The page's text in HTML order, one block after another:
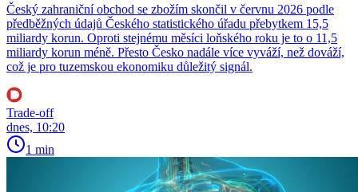
Český zahraniční obchod se zbožím skončil v červnu 2026 podle
předběžných údajů Českého statistického úřadu přebytkem 15,5
miliardy korun. Oproti stejnému měsíci loňského roku je to o 11,5
miliardy korun méně. Přesto Česko nadále více vyváží, než dováží,
což je pro tuzemskou ekonomiku důležitý signál.
Trade-off
dnes, 10:20
1 min